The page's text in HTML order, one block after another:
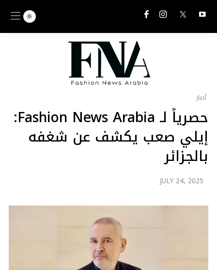
أخبار
حصرياً لـ Fashion News Arabia:
إيلي صعب يكشف عن شغفه
بالجزائر
JULY 24, 2025